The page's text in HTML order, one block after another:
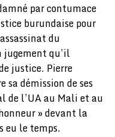
par contumace
burundaise pour
du
jugement qu’il
justice. Pierre
sa démission de ses
de l’UA au Mali et au
» devant la
eu le temps.